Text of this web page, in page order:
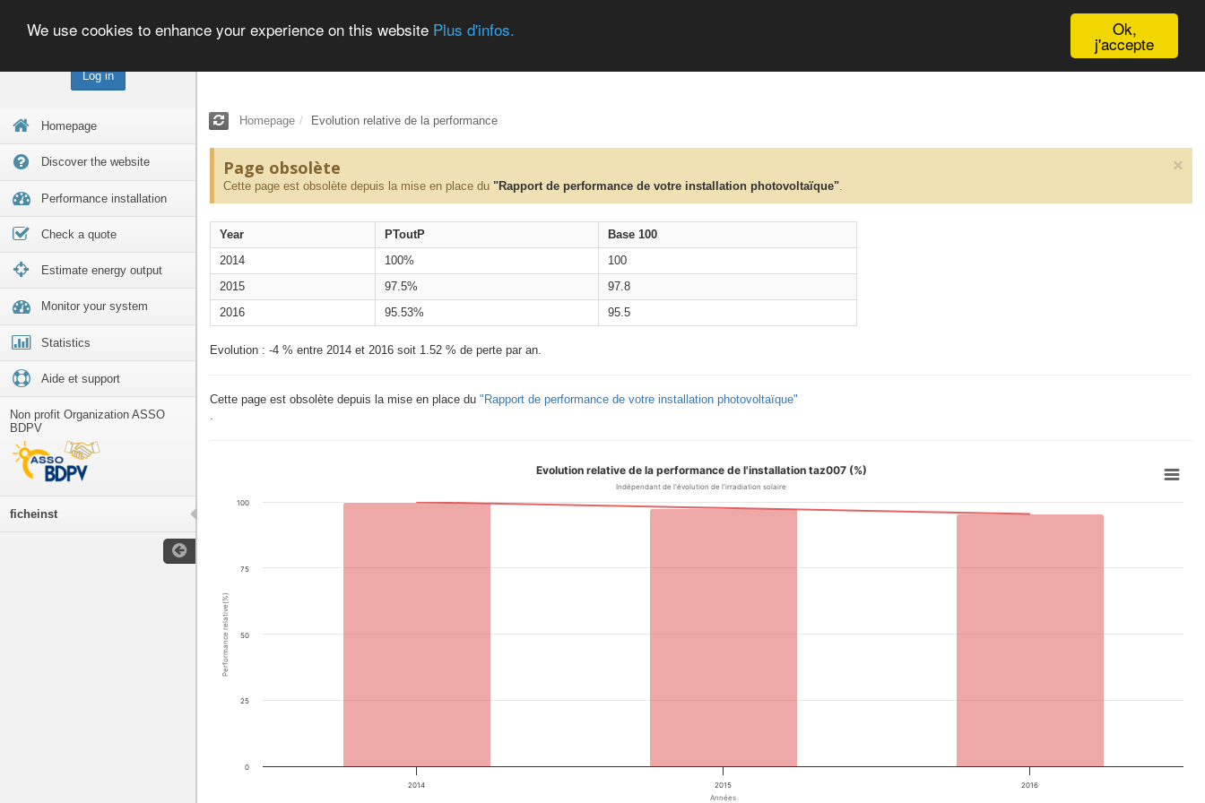
Log in
Homepage
Discover the website
Performance installation
Check a quote
Estimate energy output
Monitor your system
Statistics
Aide et support
Non profit Organization ASSO
BDPV
ficheinst
Ok,
j'accepte
We use cookies to enhance your experience on this website Plus d'infos.
Homepage Evolution relative de la performance
×
Page obsolète
Cette page est obsolète depuis la mise en place du "Rapport de performance de votre installation photovoltaïque".
Year PToutP
Base 100
2014
100%
100
2015
97.5%
97.8
2016
95.53% 95.5
Evolution : -4 % entre 2014 et 2016 soit 1.52 % de perte par an.
Cette page est obsolète depuis la mise en place du "Rapport de performance de votre installation photovoltaïque"
.
Années
Performance relative(%)
Evolution relative de la performance de l'installation taz007 (%)
Indépendant de l'évolution de l'irradiation solaire
2014 2015 2016
0
25
50
75
100